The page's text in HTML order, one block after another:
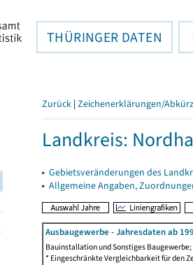
THÜRINGER DATEN
Zurück | Zeichenerklärungen/
Landkreis:
▸ Gebietsveränderungen des
▸ Allgemeine Angaben,
Ausbaugewerbe - Jahresdaten ab
Bauinstallation und Sonstiges
* Eingeschränkte Vergleichbarkeit für den